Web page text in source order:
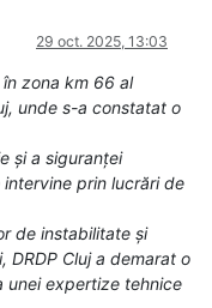
29 oct. 2025, 13:03
zona km 66 al
unde s-a constatat o
și a siguranței
prin lucrări de
de instabilitate și
DRDP Cluj a demarat o
unei expertize tehnice